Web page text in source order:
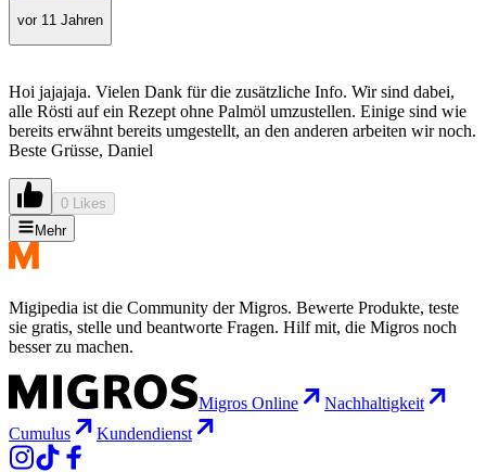
vor 11 Jahren
Hoi jajajaja. Vielen Dank für die zusätzliche Info. Wir sind dabei,
alle Rösti auf ein Rezept ohne Palmöl umzustellen. Einige sind wie
bereits erwähnt bereits umgestellt, an den anderen arbeiten wir noch.
Beste Grüsse, Daniel
0 Likes
Mehr
Migipedia ist die Community der Migros. Bewerte Produkte, teste
sie gratis, stelle und beantworte Fragen. Hilf mit, die Migros noch
besser zu machen.
Migros Online
Nachhaltigkeit
Cumulus
Kundendienst